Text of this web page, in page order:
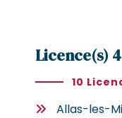
Licence(s)
10
Allas-les-